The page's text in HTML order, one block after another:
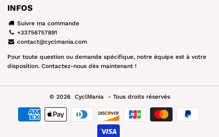
INFOS
Suivre ma commande
+33756757891
contact@cyclmania.com
Pour toute question ou demande spécifique, notre équipe est à votre
disposition. Contactez-nous dès maintenant !
© 2026 CyclMania - Tous droits réservés